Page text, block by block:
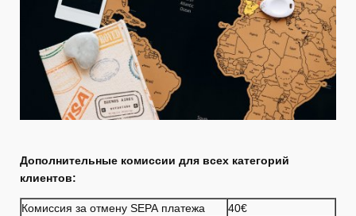
Дополнительные комиссии для всех категорий
клиентов:
Комиссия за отмену SEPA платежа
40€